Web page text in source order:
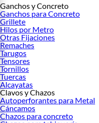
Ganchos y Concreto
Ganchos para Concreto
Grillete
Hilos por Metro
Otras Fijaciones
Remaches
Tarugos
Tensores
Tornillos
Tuercas
Alcayatas
Clavos y Chazos
Autoperforantes para Metal
Cáncamos
Chazos para concreto